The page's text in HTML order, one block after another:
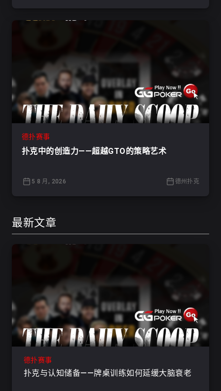
德扑赛事
扑克中的创造力——超越GTO的策略艺术
5 8 月, 2026 德州扑克
最新文章
德扑赛事
扑克与认知储备——牌桌训练如何延缓大脑衰老